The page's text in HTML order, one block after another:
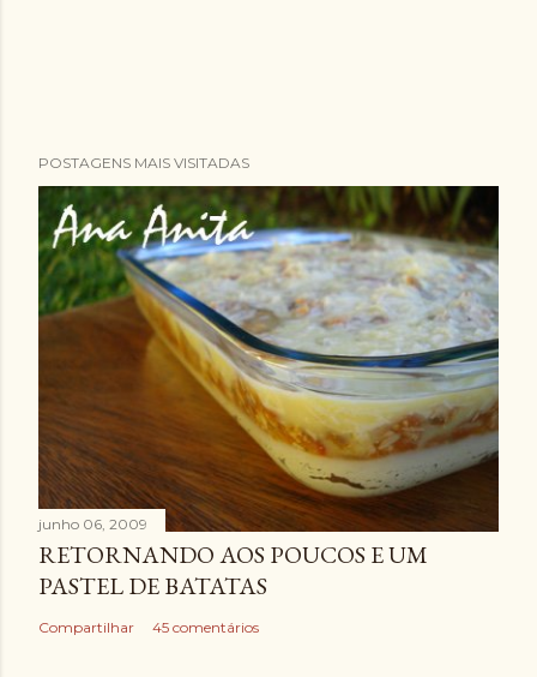
POSTAGENS MAIS VISITADAS
junho 06, 2009
RETORNANDO AOS POUCOS E UM
PASTEL DE BATATAS
Compartilhar 45 comentários